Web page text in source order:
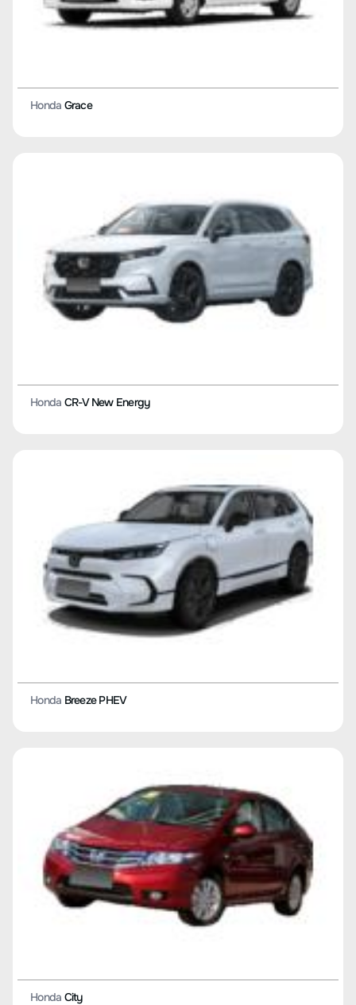
Honda Grace
Honda CR-V New Energy
Honda Breeze PHEV
Honda City